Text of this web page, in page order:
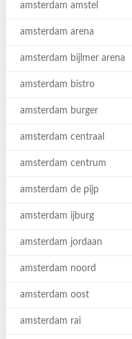
amsterdam amstel
amsterdam arena
amsterdam bijlmer arena
amsterdam bistro
amsterdam burger
amsterdam centraal
amsterdam centrum
amsterdam de pijp
amsterdam ijburg
amsterdam jordaan
amsterdam noord
amsterdam oost
amsterdam rai